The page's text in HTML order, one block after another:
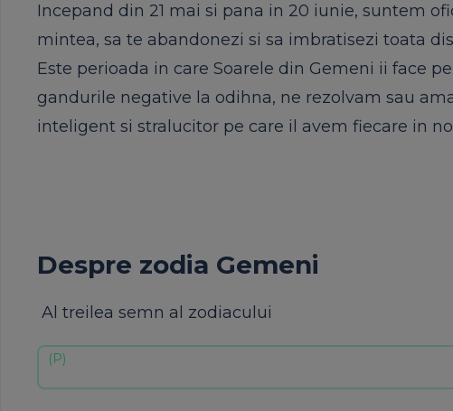
Incepand din 21 mai si pana in 20 iunie, suntem
mintea, sa te abandonezi si sa imbratisezi toata
Este perioada in care Soarele din Gemeni ii face
gandurile negative la odihna, ne rezolvam sau
inteligent si stralucitor pe care il avem fiecare in
Despre zodia Gemeni
Al treilea semn al zodiacului